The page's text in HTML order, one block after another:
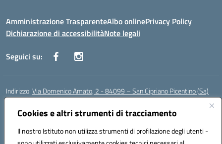
Cookies e altri strumenti di tracciamento
Il nostro Istituto non utilizza strumenti di profilazione degli utenti -
Amministrazione TrasparenteAlbo onlinePrivacy Policy
Dichiarazione di accessibilitàNote legali
Seguici su:
Indirizzo:Via Domenico Amato, 2 - 84099 – San Cipriano Picentino (Sa)
Centralino:
Posta elettronica certificata (PEC):saic87700c@pec.istruzione.it
Codice fiscale: 95075020651
Codice meccanografico:SAIC87700C